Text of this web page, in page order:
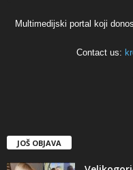
Multimedijski portal koji
Contact us:
JOŠ OBJAVA